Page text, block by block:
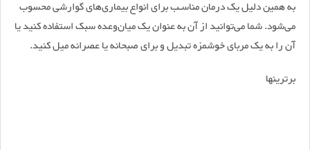
به همین دلیل یک درمان مناسـب برای انواع بیماری‌های گوارشی محسوب
می‌شود. شما می‌توانید از آن به عنوان یک میان‌وعده سبک استفاده کنید یا
آن را به یک مربای خوشمزه تبدیل و برای صبحانه یا عصرانه میل کنید.
برترینها